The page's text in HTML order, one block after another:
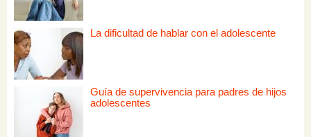
La dificultad de hablar con el adolescente
Guía de supervivencia para padres de hijos
adolescentes